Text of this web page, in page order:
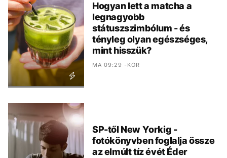
Hogyan lett a matcha a
legnagyobb
státuszszimbólum - és
tényleg olyan egészséges,
mint hisszük?
MA 09:29 -KOR
SP-től New Yorkig -
fotókönyvben foglalja össze
az elmúlt tíz évét Éder